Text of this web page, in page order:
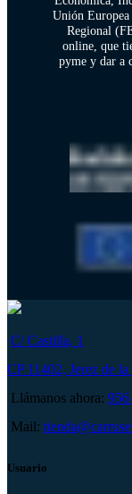
Unión
Regional
online, que
pyme y dar a
C/ Castilla, 1
CP 11402, Jerez de
Llámanos ahora: 956
Mail:
Usuario